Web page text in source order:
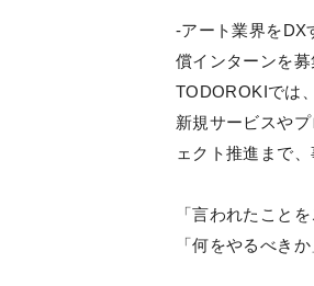
-アート業界をDX
償インターンを募
TODOROKIでは
新規サービスや
ェクト推進まで
「言われたこと
「何をやるべき